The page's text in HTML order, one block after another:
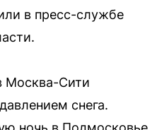
в пресс-службе
Москва-Сити
снега.